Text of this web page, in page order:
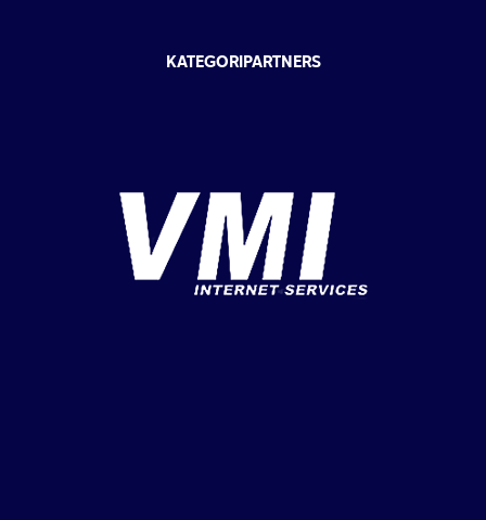
KATEGORIPARTNERS